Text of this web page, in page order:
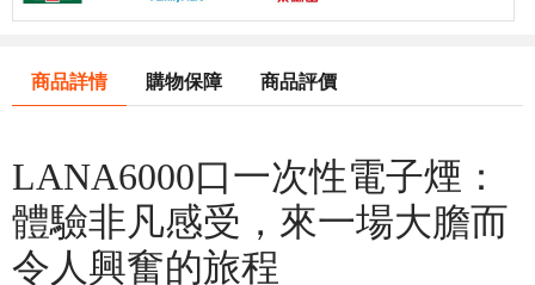
商品詳情 購物保障 商品評價
LANA6000口一次性電子煙：
體驗非凡感受，來一場大膽而
令人興奮的旅程